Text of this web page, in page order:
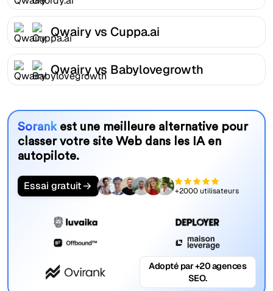
Qwairy vs Cuppa.ai
Qwairy vs Babylovegrowth
Sorankest une meilleure alternative pour
classer votre site Web dans les IA en
autopilote.
Essai gratuit +2000 utilisateurs
Adopté par +20 agences
SEO.